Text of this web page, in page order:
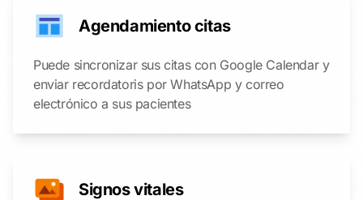
Agendamiento citas
Puede sincronizar sus citas con Google Calendar y
enviar recordatoris por WhatsApp y correo
electrónico a sus pacientes
Signos vitales